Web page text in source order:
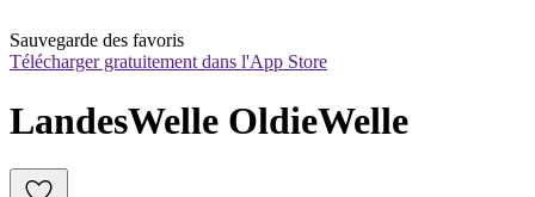
Sauvegarde des favoris
Télécharger gratuitement dans l'App Store
LandesWelle OldieWelle